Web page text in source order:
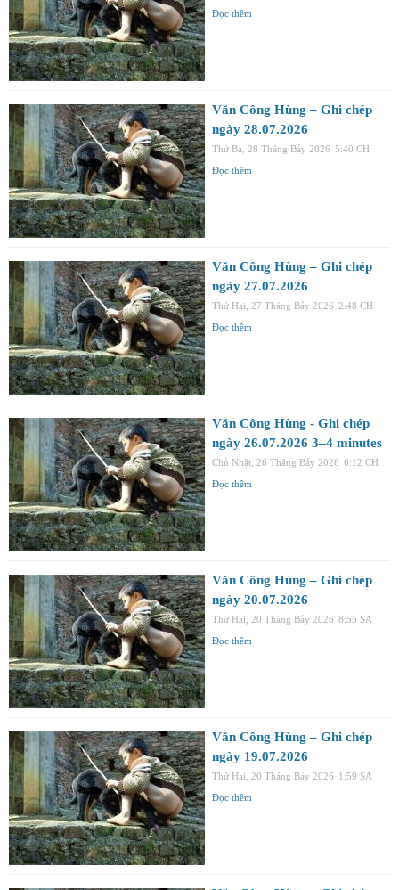
Đọc thêm
Văn Công Hùng – Ghi chép
ngày 28.07.2026
Thứ Ba, 28 Tháng Bảy 2026 5:40 CH
Đọc thêm
Văn Công Hùng – Ghi chép
ngày 27.07.2026
Thứ Hai, 27 Tháng Bảy 2026 2:48 CH
Đọc thêm
Văn Công Hùng - Ghi chép
ngày 26.07.2026 3–4 minutes
Chủ Nhật, 26 Tháng Bảy 2026 6:12 CH
Đọc thêm
Văn Công Hùng – Ghi chép
ngày 20.07.2026
Thứ Hai, 20 Tháng Bảy 2026 8:55 SA
Đọc thêm
Văn Công Hùng – Ghi chép
ngày 19.07.2026
Thứ Hai, 20 Tháng Bảy 2026 1:59 SA
Đọc thêm